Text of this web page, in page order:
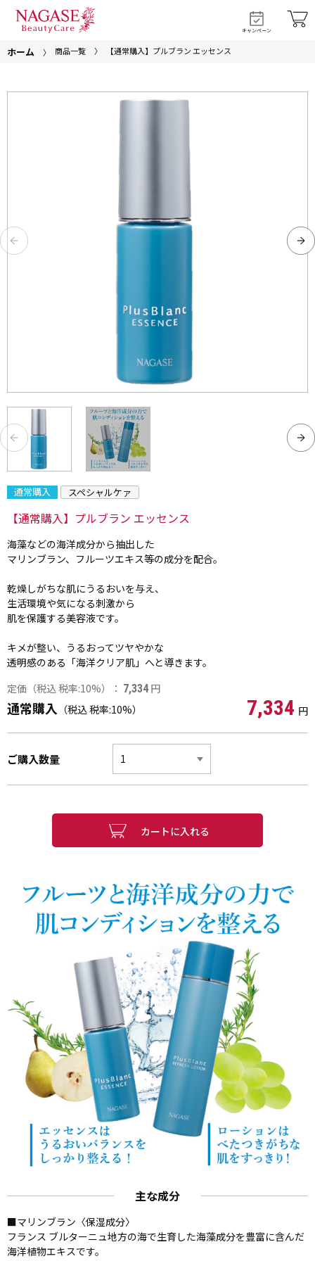
キャンペーン
ホーム 商品一覧 【通常購入】プルブラン エッセンス
通常購入 スペシャルケァ
【通常購入】プルブラン エッセンス
海藻などの海洋成分から抽出した
マリンブラン、フルーツエキス等の成分を配合。
乾燥しがちな肌にうるおいを与え、
生活環境や気になる刺激から
肌を保護する美容液です。
キメが整い、うるおってツヤやかな
透明感のある「海洋クリア肌」へと導きます。
定価（税込 税率:10%）： 7,334 円
通常購入 （税込 税率:10%） 7,334 円
ご購入数量
カートに入れる
主な成分
■マリンブラン〈保湿成分〉
フランス ブルターニュ地方の海で生育した海藻成分を豊富に含んだ
海洋植物エキスです。